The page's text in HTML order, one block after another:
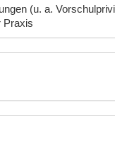
(u. a.
Praxis